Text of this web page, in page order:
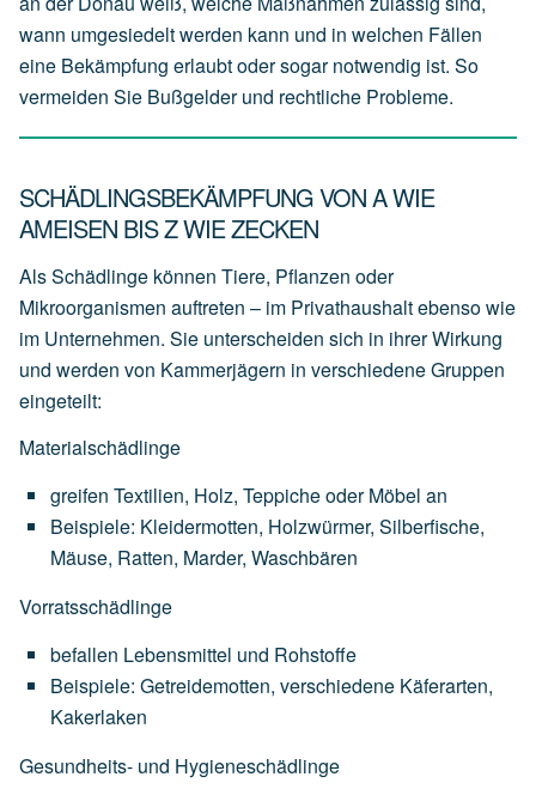
wann umgesiedelt werden kann und in welchen Fällen
eine Bekämpfung erlaubt oder sogar notwendig ist. So
vermeiden Sie Bußgelder und rechtliche Probleme.
SCHÄDLINGSBEKÄMPFUNG VON A WIE
AMEISEN BIS Z WIE ZECKEN
Als Schädlinge können Tiere, Pflanzen oder
Mikroorganismen auftreten – im Privathaushalt ebenso wie
im Unternehmen. Sie unterscheiden sich in ihrer Wirkung
und werden von Kammerjägern in verschiedene Gruppen
eingeteilt:
Materialschädlinge
greifen Textilien, Holz, Teppicheoder Möbel an
Beispiele: Kleidermotten, Holzwürmer, Silberfische,
Mäuse, Ratten, Marder, Waschbären
Vorratsschädlinge
befallen Lebensmittel und Rohstoffe
Beispiele: Getreidemotten, verschiedene Käferarten,
Kakerlaken
Gesundheits- und Hygieneschädlinge